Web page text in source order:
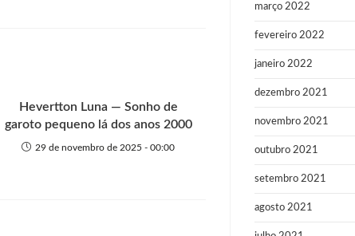
Hevertton Luna — Sonho de
garoto pequeno lá dos anos 2000
29 de novembro de 2025 - 00:00
março 2022
fevereiro 2022
janeiro 2022
dezembro 2021
novembro 2021
outubro 2021
setembro 2021
agosto 2021